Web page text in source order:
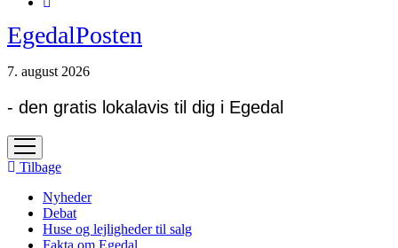
EgedalPosten
7. august 2026
- den gratis lokalavis til dig i Egedal
open
menu
Tilbage
Nyheder
Debat
Huse og lejligheder til salg
Fakta om Egedal